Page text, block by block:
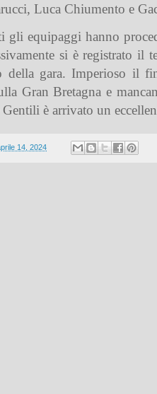
Luca Chiumento e
equipaggi hanno
si è registrato il
della gara. Imperioso il
Gran Bretagna e
è arrivato un
14, 2024